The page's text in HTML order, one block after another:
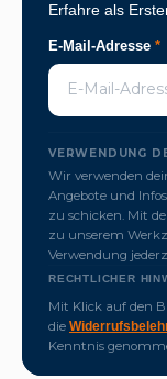
Erfahre als
E-Mail-Adresse *
VERWENDUNG
Wir verwenden
Angebote und
zu schicken. Mit
zu unserem
Verwendung
RECHTLICHER
Mit Klick auf den
die
Kenntnis